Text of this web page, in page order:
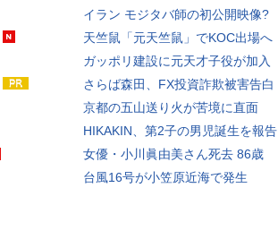
イラン モジタバ師の初公開映像?
天竺鼠「元天竺鼠」でKOC出場へ
ガッポリ建設に元天才子役が加入
さらば森田、FX投資詐欺被害告白
京都の五山送り火が苦境に直面
HIKAKIN、第2子の男児誕生を報告
女優・小川眞由美さん死去 86歳
台風16号が小笠原近海で発生